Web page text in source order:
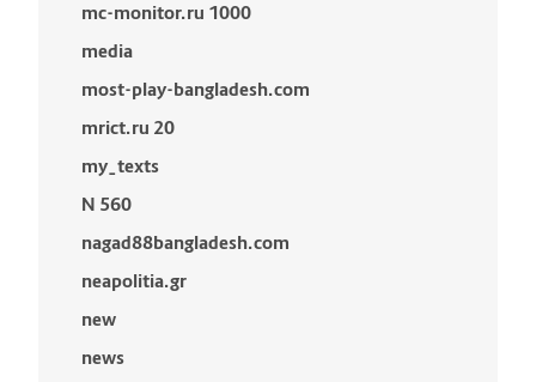
mc-monitor.ru 1000
media
most-play-bangladesh.com
mrict.ru 20
my_texts
N 560
nagad88bangladesh.com
neapolitia.gr
new
news